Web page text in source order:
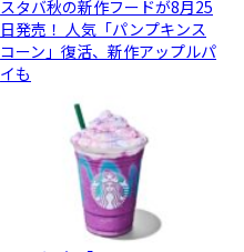
スタバ秋の新作フードが8月25
日発売！ 人気「パンプキンス
コーン」復活、新作アップルパ
イも